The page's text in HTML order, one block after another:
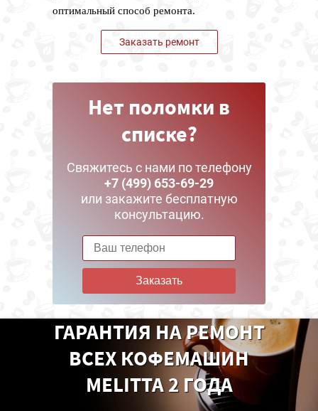
оптимальный способ ремонта.
Заказать ремонт
Нет поломки в
списке?
Свяжитесь с нами по телефону
+7 (499) 653-69-29
или закажите бесплатную
консультацию.
Заказать
ГАРАНТИЯ НА РЕМОНТ
ВСЕХ КОФЕМАШИН
MELITTA 2 ГОДА